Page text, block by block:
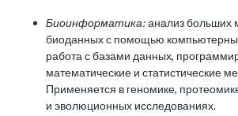
Биоинформатика:анализ больших
биоданных с помощью
работа с базами данных,
математические и статистические
Применяется в геномике,
и эволюционных исследованиях.